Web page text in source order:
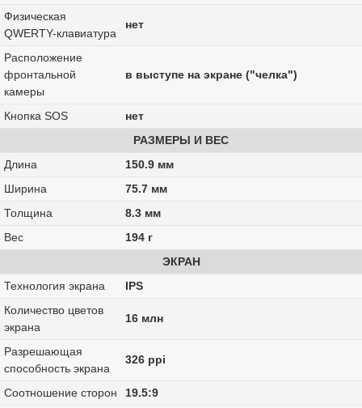
Физическая
QWERTY-клавиатура
нет
Расположение
фронтальной
камеры
в выступе на экране ("челка")
Кнопка SOS
нет
РАЗМЕРЫ И ВЕС
Длина
150.9 мм
Ширина
75.7 мм
Толщина
8.3 мм
Вес
194 г
ЭКРАН
Технология экрана
IPS
Количество цветов
экрана
16 млн
Разрешающая
способность экрана
326 ppi
Соотношение сторон
19.5:9